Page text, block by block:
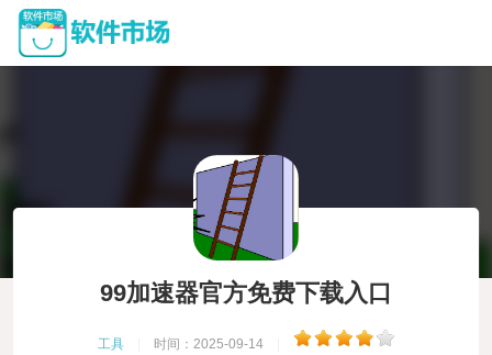
99加速器官方免费下载入口
工具 时间：2025-09-14